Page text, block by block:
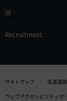
IR
Recruitment
サイトマップ 高速道
ウェブアクセシビリティポ